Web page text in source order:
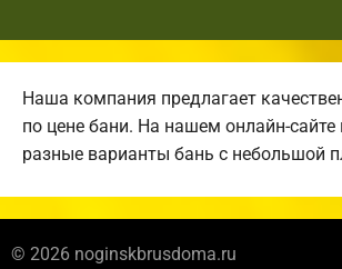
Наша компания предлагает
по цене бани. На нашем онлайн-сайте
разные варианты бань с небольшой
© 2026 noginskbrusdoma.ru